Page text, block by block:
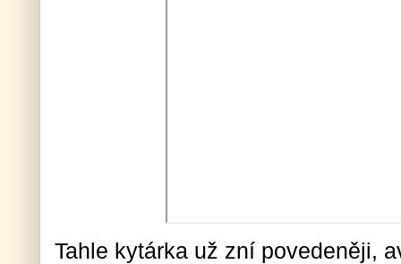
Tahle kytárka už zní povedeněji,